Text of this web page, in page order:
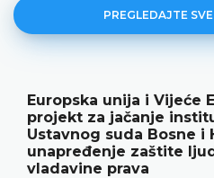
PREGLEDAJTE
Europska unija i Vijeće
projekt za jačanje
Ustavnog suda Bosne i
unapređenje zaštite
vladavine prava